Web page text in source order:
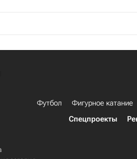
Футбол Фигурное катание
Спецпроекты